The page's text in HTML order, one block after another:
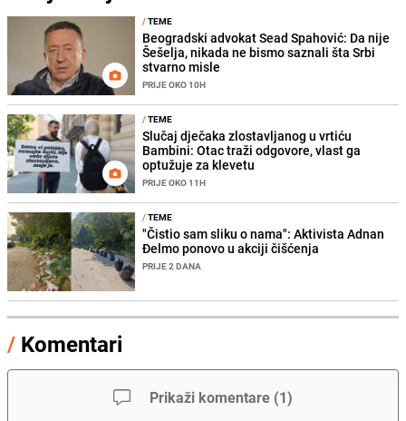
/TEME
Beogradski advokat Sead Spahović: Da nije
Šešelja, nikada ne bismo saznali šta Srbi
stvarno misle
PRIJE OKO 10H
/TEME
Slučaj dječaka zlostavljanog u vrtiću
Bambini: Otac traži odgovore, vlast ga
optužuje za klevetu
PRIJE OKO 11H
/TEME
"Čistio sam sliku o nama": Aktivista Adnan
Đelmo ponovo u akciji čišćenja
PRIJE 2 DANA
/ Komentari
Prikaži komentare (1)